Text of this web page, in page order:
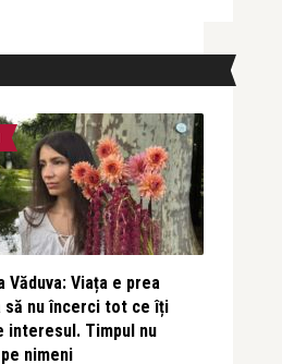
Văduva: Viața e prea
să nu încerci tot ce îți
interesul. Timpul nu
nimeni